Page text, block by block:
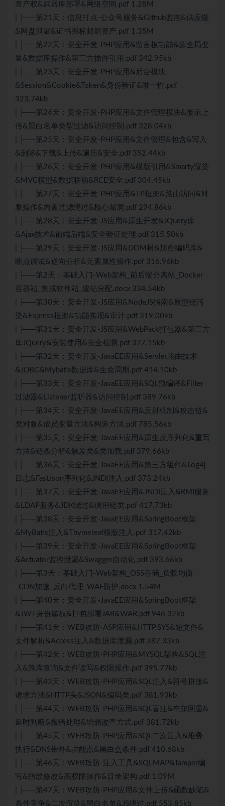
查产权&武器库部署&网络空间.pdf 1.28M
| ├──第21天：信息打点-公众号服务&Github监控&供应链
&网盘泄漏&证书图标邮箱资产.pdf 1.35M
| ├──第22天：安全开发-PHP应用&留言板功能&超全局变
量&数据库操作&第三方插件引用.pdf 342.95kb
| ├──第23天：安全开发-PHP应用&后台模块
&Session&Cookie&Token&身份验证&唯一性.pdf
323.74kb
| ├──第24天：安全开发-PHP应用&文件管理模块&显示上
传&黑白名单类型过滤&访问控制.pdf 328.04kb
| ├──第25天：安全开发-PHP应用&文件管理&包含&写入
&删除&下载&上传&遍历&安全.pdf 352.44kb
| ├──第26天：安全开发-PHP应用&模版引用&Smarty渲染
&MVC模型&数据联动&RCE安全.pdf 304.45kb
| ├──第27天：安全开发-PHP应用&TP框架&路由访问&对
象操作&内置过滤绕过&核心漏洞.pdf 294.86kb
| ├──第28天：安全开发-JS应用&原生开发&JQuery库
&Ajax技术&前端后端&安全验证处理.pdf 315.50kb
| ├──第29天：安全开发-JS应用&DOM树&加密编码库&
断点调试&逆向分析&元素属性操作.pdf 316.96kb
| ├──第2天：基础入门-Web架构_前后端分离站_Docker
容器站_集成软件站_建站分配.docx 334.54kb
| ├──第30天：安全开发-JS应用&NodeJS指南&原型链污
染&Express框架&功能实现&审计.pdf 319.00kb
| ├──第31天：安全开发-JS应用&WebPack打包器&第三方
库JQuery&安装使用&安全检测.pdf 327.15kb
| ├──第32天：安全开发-JavaEE应用&Servlet路由技术
&JDBC&Mybatis数据库&生命周期.pdf 414.10kb
| ├──第33天：安全开发-JavaEE应用&SQL预编译&Filter
过滤器&Listener监听器&访问控制.pdf 389.76kb
| ├──第34天：安全开发-JavaEE应用&反射机制&攻击链&
类对象&成员变量方法&构造方法.pdf 785.56kb
| ├──第35天：安全开发-JavaEE应用&原生反序列化&重写
方法&链条分析&触发类&类加载.pdf 379.66kb
| ├──第36天：安全开发-JavaEE应用&第三方组件&Log4j
日志&FastJson序列化&JNDI注入.pdf 373.24kb
| ├──第37天：安全开发-JavaEE应用&JNDI注入&RMI服务
&LDAP服务&JDK绕过&调用链类.pdf 417.73kb
| ├──第38天：安全开发-JavaEE应用&SpringBoot框架
&MyBatis注入&Thymeleaf模版注入.pdf 317.42kb
| ├──第39天：安全开发-JavaEE应用&SpringBoot框架
&Actuator监控泄漏&Swagger自动化.pdf 393.66kb
| ├──第3天：基础入门-Web架构_OSS存储_负载均衡
_CDN加速_反向代理_WAF防护.docx 1.54M
| ├──第40天：安全开发-JavaEE应用&SpringBoot框架
&JWT身份鉴权&打包部署JAR&WAR.pdf 946.32kb
| ├──第41天：WEB攻防-ASP应用&HTTP.SYS&短文件&
文件解析&Access注入&数据库泄漏.pdf 387.33kb
| ├──第42天：WEB攻防-PHP应用&MYSQL架构&SQL注
入&跨库查询&文件读写&权限操作.pdf 395.77kb
| ├──第43天：WEB攻防-PHP应用&SQL注入&符号拼接&
请求方法&HTTP头&JSON&编码类.pdf 381.93kb
| ├──第44天：WEB攻防-PHP应用&SQL盲注&布尔回显&
延时判断&报错处理&增删改查方式.pdf 381.72kb
| ├──第45天：WEB攻防-PHP应用&SQL二次注入&堆叠
执行&DNS带外&功能点&黑白盒条件.pdf 410.68kb
| ├──第46天：WEB攻防-注入工具&SQLMAP&Tamper编
写&指纹修改&高权限操作&目录架构.pdf 1.09M
| ├──第47天：WEB攻防-PHP应用&文件上传&函数缺陷&
条件竞争&二次渲染&黑白名单&JS绕过.pdf 553.85kb